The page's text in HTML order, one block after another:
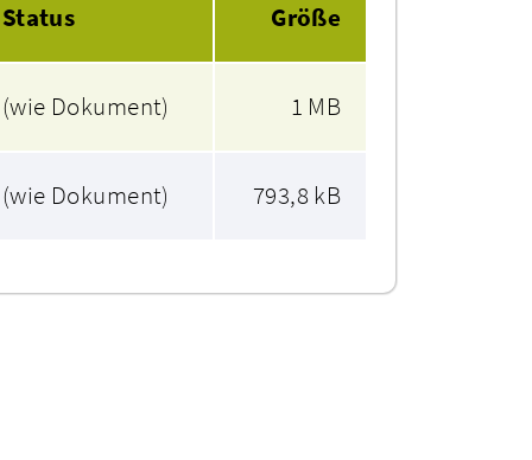
Status Größe
(wie Dokument) 1 MB
(wie Dokument) 793,8 kB